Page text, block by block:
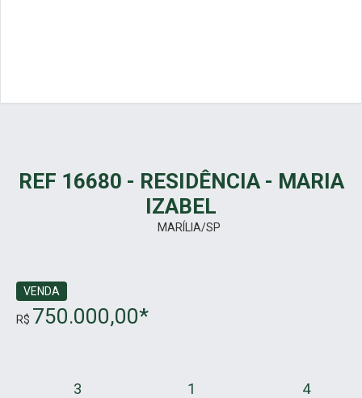
REF 16680 - RESIDÊNCIA - MARIA
IZABEL
MARÍLIA/SP
VENDA
R$ 750.000,00*
3 1 4